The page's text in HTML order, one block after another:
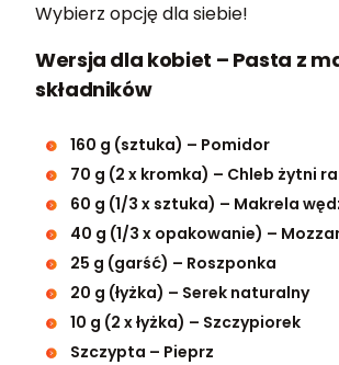
Wybierz opcję dla siebie!
Wersja dla kobiet – Pasta z
składników
160 g (sztuka) – Pomidor
70 g (2 x kromka) – Chleb żytni
60 g (1/3 x sztuka) – Makrela
40 g (1/3 x opakowanie) –
25 g (garść) – Roszponka
20 g (łyżka) – Serek naturalny
10 g (2 x łyżka) – Szczypiorek
Szczypta – Pieprz